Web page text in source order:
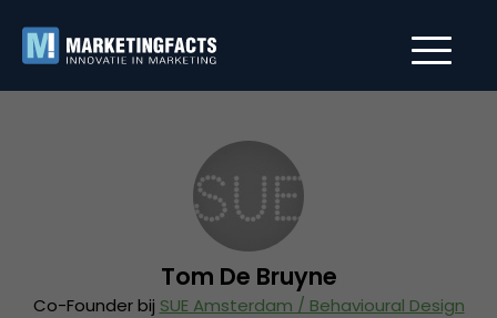
Tom De Bruyne
Co-Founder bij SUE Amsterdam / Behavioural Design